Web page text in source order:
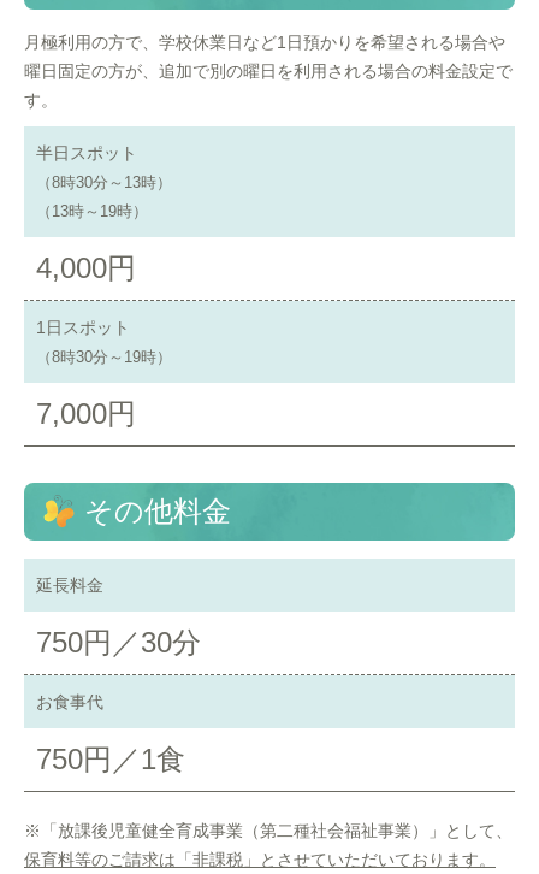
月極利用の方で、学校休業日など1日預かりを希望される場合や
曜日固定の方が、追加で別の曜日を利用される場合の料金設定で
す。
半日スポット
（8時30分～13時）
（13時～19時）
4,000円
1日スポット
（8時30分～19時）
7,000円
その他料金
延長料金
750円／30分
お食事代
750円／1食
※「放課後児童健全育成事業（第二種社会福祉事業）」として、
保育料等のご請求は「非課税」とさせていただいております。